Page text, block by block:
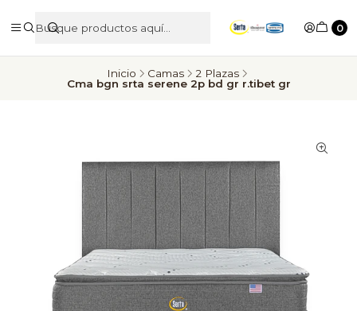
0
Inicio Camas
2 Plazas
Cma bgn srta serene 2p bd gr r.tibet gr